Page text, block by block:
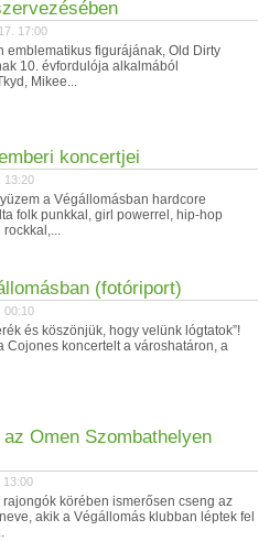
17:00
emblematikus figurájának, Old Dirty
10. évfordulója alkalmából
Mikee...
koncertjei
13:20
a Végállomásban hardcore
folk punkkal, girl powerrel, hip-hop
rockkal,...
(fotóriport)
00:10
és köszönjük, hogy velünk lógtatok”!
Cojones koncertelt a városhatáron, a
Omen Szombathelyen
13:00
rajongók körében ismerősen cseng az
akik a Végállomás klubban léptek fel